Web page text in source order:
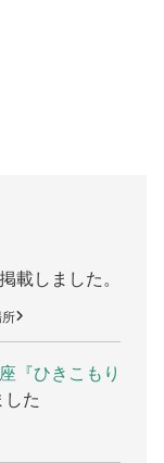
載しました。
『ひきこもり
た